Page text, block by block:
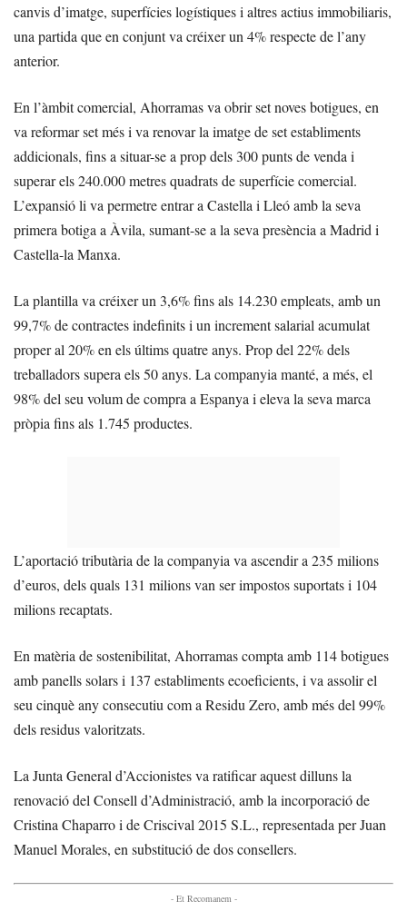
canvis d’imatge, superfícies logístiques i altres actius immobiliaris,
una partida que en conjunt va créixer un 4% respecte de l’any
anterior.
En l’àmbit comercial, Ahorramas va obrir set noves botigues, en
va reformar set més i va renovar la imatge de set establiments
addicionals, fins a situar-se a prop dels 300 punts de venda i
superar els 240.000 metres quadrats de superfície comercial.
L’expansió li va permetre entrar a Castella i Lleó amb la seva
primera botiga a Àvila, sumant-se a la seva presència a Madrid i
Castella-la Manxa.
La plantilla va créixer un 3,6% fins als 14.230 empleats, amb un
99,7% de contractes indefinits i un increment salarial acumulat
proper al 20% en els últims quatre anys. Prop del 22% dels
treballadors supera els 50 anys. La companyia manté, a més, el
98% del seu volum de compra a Espanya i eleva la seva marca
pròpia fins als 1.745 productes.
L’aportació tributària de la companyia va ascendir a 235 milions
d’euros, dels quals 131 milions van ser impostos suportats i 104
milions recaptats.
En matèria de sostenibilitat, Ahorramas compta amb 114 botigues
amb panells solars i 137 establiments ecoeficients, i va assolir el
seu cinquè any consecutiu com a Residu Zero, amb més del 99%
dels residus valoritzats.
La Junta General d’Accionistes va ratificar aquest dilluns la
renovació del Consell d’Administració, amb la incorporació de
Cristina Chaparro i de Criscival 2015 S.L., representada per Juan
Manuel Morales, en substitució de dos consellers.
- Et Recomanem -